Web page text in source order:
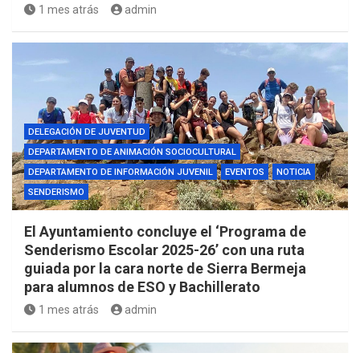
1 mes atrás admin
DELEGACIÓN DE JUVENTUD
DEPARTAMENTO DE ANIMACIÓN SOCIOCULTURAL
DEPARTAMENTO DE INFORMACIÓN JUVENIL
EVENTOS
NOTICIA
SENDERISMO
El Ayuntamiento concluye el ‘Programa de
Senderismo Escolar 2025-26’ con una ruta
guiada por la cara norte de Sierra Bermeja
para alumnos de ESO y Bachillerato
1 mes atrás admin